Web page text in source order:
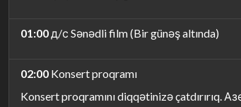
01:00д/с Sənədli film (Bir günəş altında)
02:00 Konsert proqramı
Konsert proqramını diqqətinizə çatdırırıq.